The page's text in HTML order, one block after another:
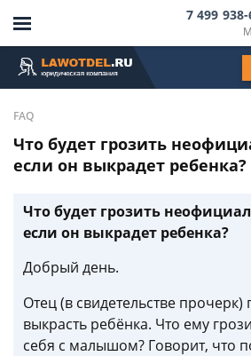
7 499
FAQ
Что будет грозить
если он выкрадет ребенка?
Что будет грозить
если он выкрадет ребенка?
Добрый день.
Отец (в свидетельстве прочерк)
выкрасть ребёнка. Что ему
себя с малышом? Говорит, что